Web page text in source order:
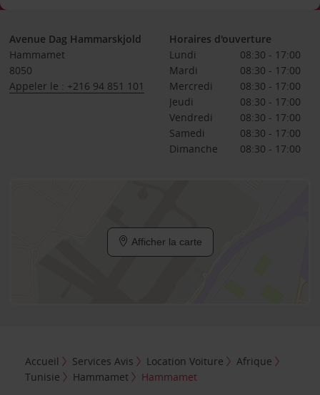
Avenue Dag Hammarskjold
Hammamet
8050
Appeler le : +216 94 851 101
Horaires d'ouverture
Lundi
08:30 - 17:00
Mardi
08:30 - 17:00
Mercredi
08:30 - 17:00
Jeudi
08:30 - 17:00
Vendredi
08:30 - 17:00
Samedi
08:30 - 17:00
Dimanche
08:30 - 17:00
Afficher la carte
Accueil Services Avis Location Voiture
Afrique
Tunisie
Hammamet Hammamet